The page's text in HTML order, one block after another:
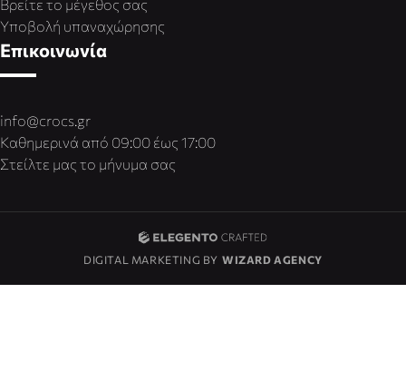
Βρείτε το μέγεθος σας
Υποβολή υπαναχώρησης
Επικοινωνία
info@crocs.gr
Καθημερινά από 09:00 έως 17:00
Στείλτε μας το μήνυμα σας
DIGITAL MARKETING BY WIZARD AGENCY